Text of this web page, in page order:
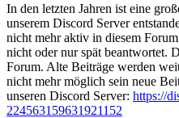
In den letzten Jahren ist eine
unserem Discord Server
nicht mehr aktiv in diesem
nicht oder nur spät beantwortet.
Forum. Alte Beiträge werden
nicht mehr möglich sein neue
unseren Discord Server: https://
224563159631921152